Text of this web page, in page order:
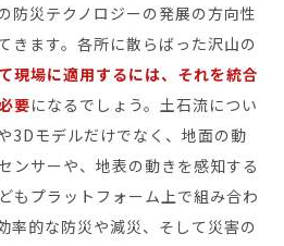
防災テクノロジーの発展の方向性
きます。各所に散らばった沢山の
現場に適用するには、それを統合
要になるでしょう。土石流につい
3Dモデルだけでなく、地面の動
ンサーや、地表の動きを感知する
もプラットフォーム上で組み合わ
率的な防災や減災、そして災害の